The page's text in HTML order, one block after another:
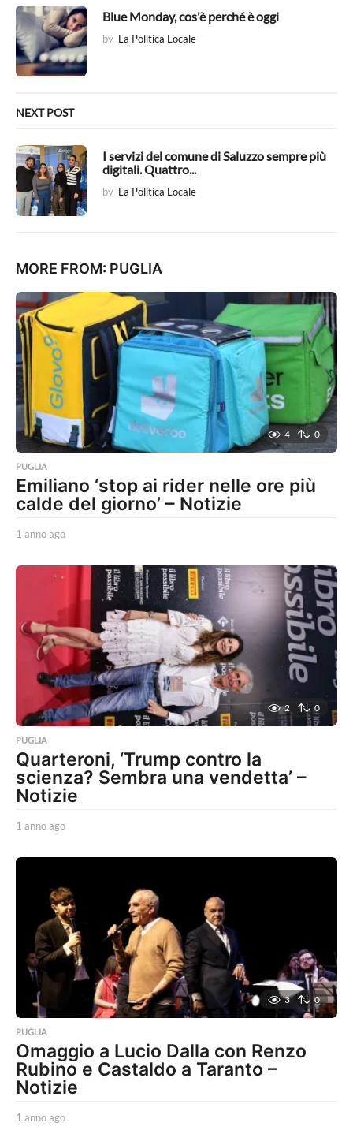
t
i
o
n
Blue Monday, cos'è perché è oggi
by La Politica Locale
NEXT POST
I servizi del comune di Saluzzo sempre più
digitali. Quattro...
by La Politica Locale
MORE FROM: PUGLIA
4 0
PUGLIA
Emiliano ‘stop ai rider nelle ore più
calde del giorno’ – Notizie
1 anno ago
n
a
g
o
2 0
PUGLIA
Quarteroni, ‘Trump contro la
scienza? Sembra una vendetta’ –
Notizie
1 anno ago
n
o
a
g
o
3 0
PUGLIA
Omaggio a Lucio Dalla con Renzo
Rubino e Castaldo a Taranto –
Notizie
1 anno ago